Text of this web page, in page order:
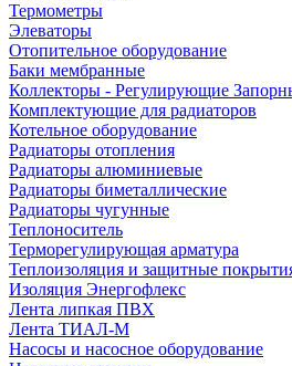
Термометры
Элеваторы
Отопительное оборудование
Баки мембранные
Коллекторы - Регулирующие
Комплектующие для радиаторов
Котельное оборудование
Радиаторы отопления
Радиаторы алюминиевые
Радиаторы биметаллические
Радиаторы чугунные
Теплоноситель
Терморегулирующая арматура
Теплоизоляция и защитные
Изоляция Энергофлекс
Лента липкая ПВХ
Лента ТИАЛ-М
Насосы и насосное оборудование